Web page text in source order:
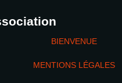
BIENVENUE
MENTIONS LÉGALES